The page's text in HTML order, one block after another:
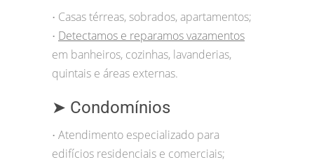
• Casas térreas, sobrados, apartamentos;
• Detectamos e reparamos vazamentos
em banheiros, cozinhas, lavanderias,
quintais e áreas externas.
➤ Condomínios
• Atendimento especializado para
edifícios residenciais e comerciais;